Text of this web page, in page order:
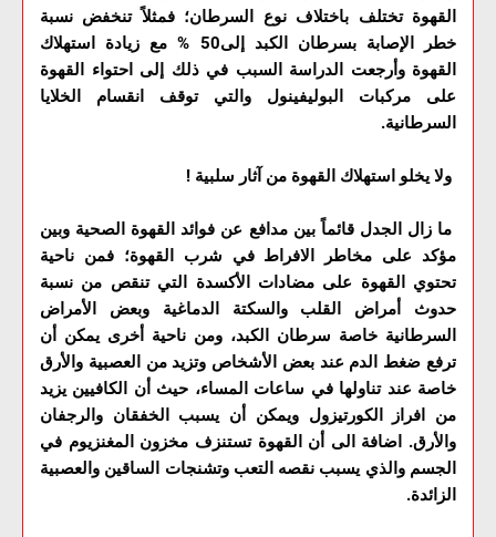
القهوة تختلف باختلاف نوع السرطان؛ فمثلاً تنخفض نسبة
خطر الإصابة بسرطان الكبد إلى50 % مع زيادة استهلاك
القهوة وأرجعت الدراسة السبب في ذلك إلى احتواء القهوة
على مركبات البوليفينول والتي توقف انقسام الخلايا
السرطانية.
ولا يخلو استهلاك القهوة من آثار سلبية !
ما زال الجدل قائماً بين مدافع عن فوائد القهوة الصحية وبين
مؤكد على مخاطر الافراط في شرب القهوة؛ فمن ناحية
تحتوي القهوة على مضادات الأكسدة التي تنقص من نسبة
حدوث أمراض القلب والسكتة الدماغية وبعض الأمراض
السرطانية خاصة سرطان الكبد، ومن ناحية أخرى يمكن أن
ترفع ضغط الدم عند بعض الأشخاص وتزيد من العصبية والأرق
خاصة عند تناولها في ساعات المساء، حيث أن الكافيين يزيد
من افراز الكورتيزول ويمكن أن يسبب الخفقان والرجفان
والأرق. اضافة الى أن القهوة تستنزف مخزون المغنزيوم في
الجسم والذي يسبب نقصه التعب وتشنجات الساقين والعصبية
الزائدة.